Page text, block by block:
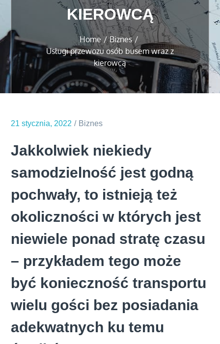
KIEROWCĄ
Home
Biznes
Usługi przewozu osób busem wraz z
kierowcą
21 stycznia, 2022 Biznes
Jakkolwiek niekiedy
samodzielność jest godną
pochwały, to istnieją też
okoliczności w których jest
niewiele ponad stratę czasu
– przykładem tego może
być konieczność transportu
wielu gości bez posiadania
adekwatnych ku temu